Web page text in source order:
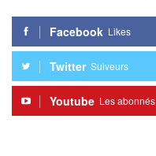
Facebook Likes
Twitter Suiveurs
Youtube Les abonnés